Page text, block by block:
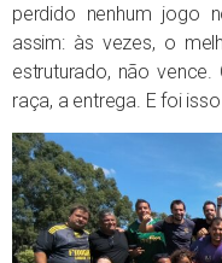
perdido nenhum jogo
assim: às vezes, o
estruturado, não
raça, a entrega. E foi